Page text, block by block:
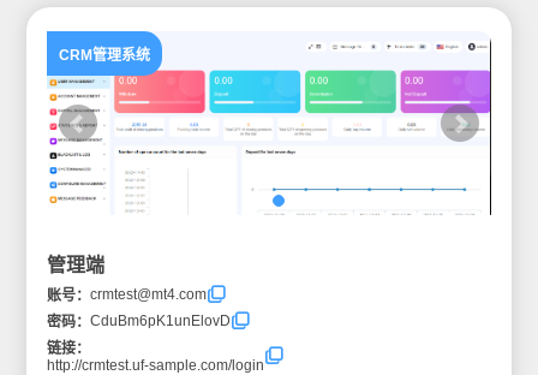
CRM管理系统
管理端
账号：crmtest@mt4.com
密码：CduBm6pK1unElovD
链接：
http://crmtest.uf-sample.com/login